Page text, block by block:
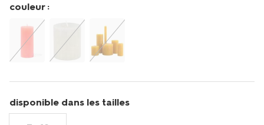
1000030556.html
couleur :
disponible dans les tailles